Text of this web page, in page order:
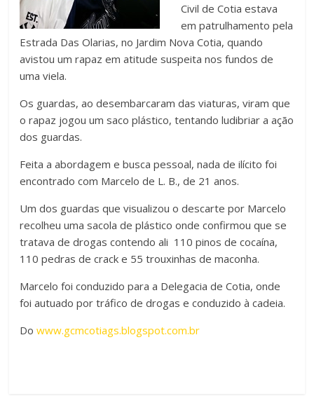
Civil de Cotia estava
em patrulhamento pela
Estrada Das Olarias, no Jardim Nova Cotia, quando
avistou um rapaz em atitude suspeita nos fundos de
uma viela.
Os guardas, ao desembarcaram das viaturas, viram que
o rapaz jogou um saco plástico, tentando ludibriar a ação
dos guardas.
Feita a abordagem e busca pessoal, nada de ilícito foi
encontrado com Marcelo de L. B., de 21 anos.
Um dos guardas que visualizou o descarte por Marcelo
recolheu uma sacola de plástico onde confirmou que se
tratava de drogas contendo ali 110 pinos de cocaína,
110 pedras de crack e 55 trouxinhas de maconha.
Marcelo foi conduzido para a Delegacia de Cotia, onde
foi autuado por tráfico de drogas e conduzido à cadeia.
Dowww.gcmcotiags.blogspot.com.br